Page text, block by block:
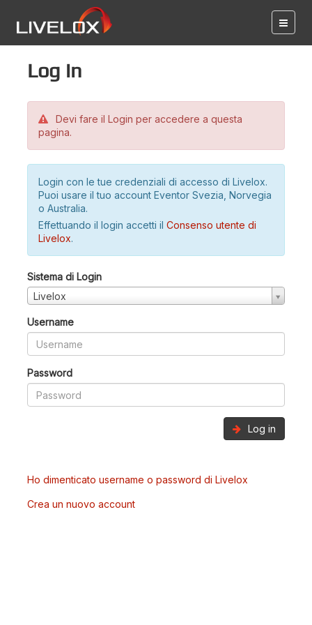
Log in
Devi fare il Login per accedere a questa
pagina.
Login con le tue credenziali di accesso di Livelox.
Puoi usare il tuo account Eventor Svezia, Norvegia
o Australia.
Effettuando il login accetti il Consenso utente di
Livelox.
Sistema di Login
Livelox
Username
Password
Log in
Ho dimenticato username o password di Livelox
Crea un nuovo account